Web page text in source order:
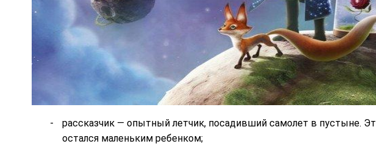
рассказчик — опытный летчик, посадивший самолет в пустыне.
остался маленьким ребенком;